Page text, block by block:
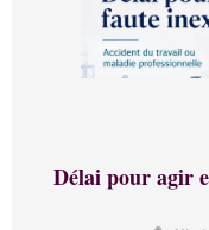
Délai pour agir